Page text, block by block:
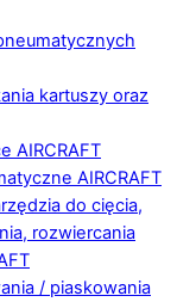
kartuszy oraz
AIRCRAFT
AIRCRAFT
do cięcia,
rozwiercania
/ piaskowania